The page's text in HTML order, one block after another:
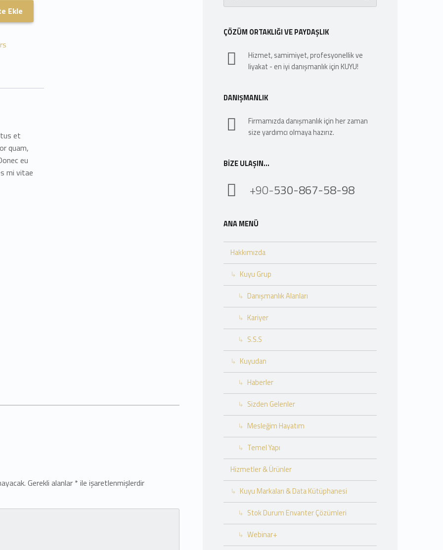
Ekle
et
quam,
eu
mi vitae
Gerekli alanlar * ile işaretlenmişlerdir
ÇÖZÜM ORTAKLIĞI VE PAYDAŞLIK
Hizmet, samimiyet, profesyonellik ve
liyakat - en iyi danışmanlık için KUYU!
DANIŞMANLIK
Firmamızda danışmanlık için her zaman
size yardımcı olmaya hazırız.
BIZE ULAŞIN…
+90-530-867-58-98
ANA MENÜ
Hakkımızda
Kuyu Grup
Danışmanlık Alanları
Kariyer
S.S.S
Kuyudan
Haberler
Sizden Gelenler
Mesleğim Hayatım
Temel Yapı
Hizmetler & Ürünler
Kuyu Markaları & Data Kütüphanesi
Stok Durum Envanter Çözümleri
Webinar+